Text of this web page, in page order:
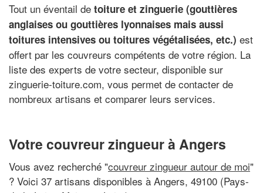
Tout un éventail de toiture et zinguerie (gouttières
anglaises ou gouttières lyonnaises mais aussi
toitures intensives ou toitures végétalisées, etc.) est
offert par les couvreurs compétents de votre région. La
liste des experts de votre secteur, disponible sur
zinguerie-toiture.com, vous permet de contacter de
nombreux artisans et comparer leurs services.
Votre couvreur zingueur à Angers
Vous avez recherché "couvreur zingueur autour de moi"
? Voici 37 artisans disponibles à Angers, 49100 (Pays-